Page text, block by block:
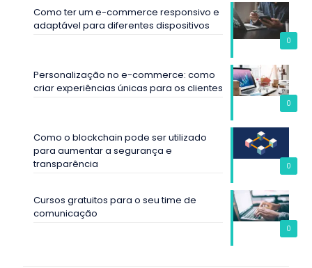
0
Como ter um e-commerce responsivo e
adaptável para diferentes dispositivos
0
Personalização no e-commerce: como
criar experiências únicas para os clientes
0
Como o blockchain pode ser utilizado
para aumentar a segurança e
transparência
0
Cursos gratuitos para o seu time de
comunicação